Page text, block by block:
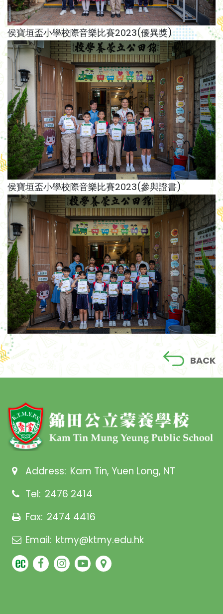
侯寶垣盃小學校際音樂比賽2023(優異獎)
侯寶垣盃小學校際音樂比賽2023(參與證書)
BACK
Address: Kam Tin, Yuen Long, NT
Tel: 2476 2414
Fax: 2474 4416
Email: ktmy@ktmy.edu.hk